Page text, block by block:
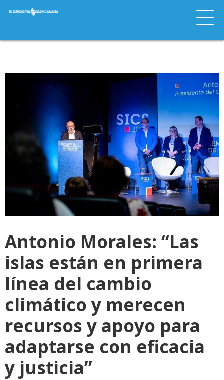
Antonio Morales: “Las
islas están en primera
línea del cambio
climático y merecen
recursos y apoyo para
adaptarse con eficacia
y justicia”